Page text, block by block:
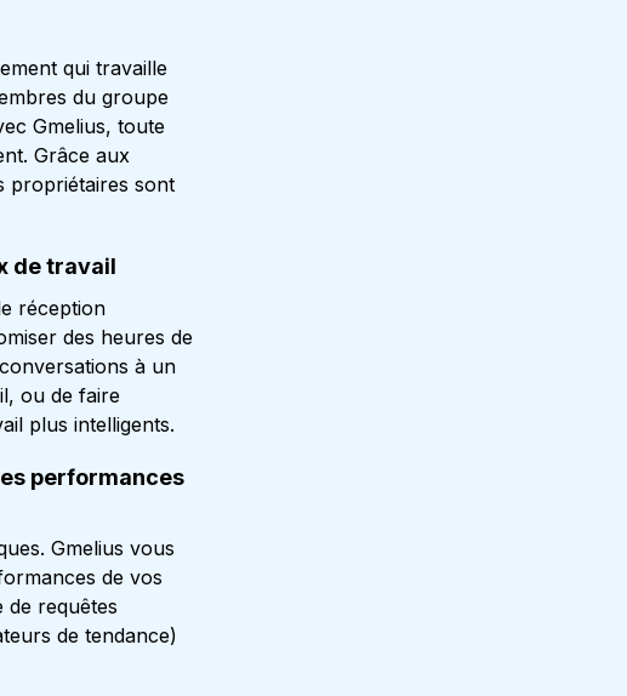
qui travaille
du groupe
Gmelius, toute
Grâce aux
propriétaires sont
de travail
réception
des heures de
à un
ou de faire
plus intelligents.
performances
Gmelius vous
de vos
de requêtes
de tendance)